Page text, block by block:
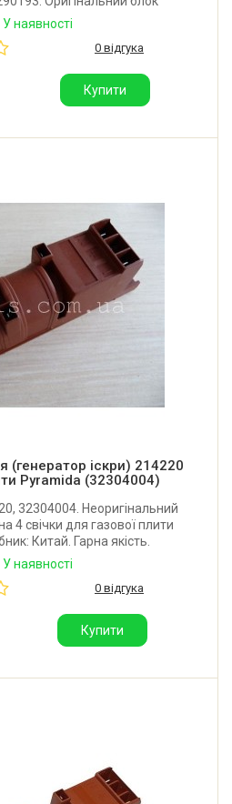
плити Indesit, Ariston. Має
У наявності
0 відгука
Купити
(генератор іскри) 214220
Pyramida (32304004)
32304004. Неоригінальний
4 свічки для газової плити
Китай. Гарна якість.
У наявності
0 відгука
Купити